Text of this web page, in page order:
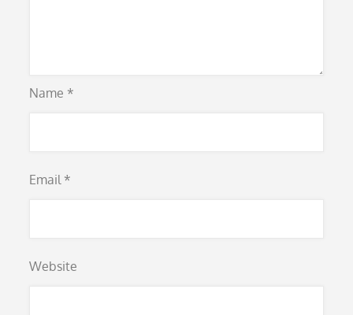
Name *
Email *
Website